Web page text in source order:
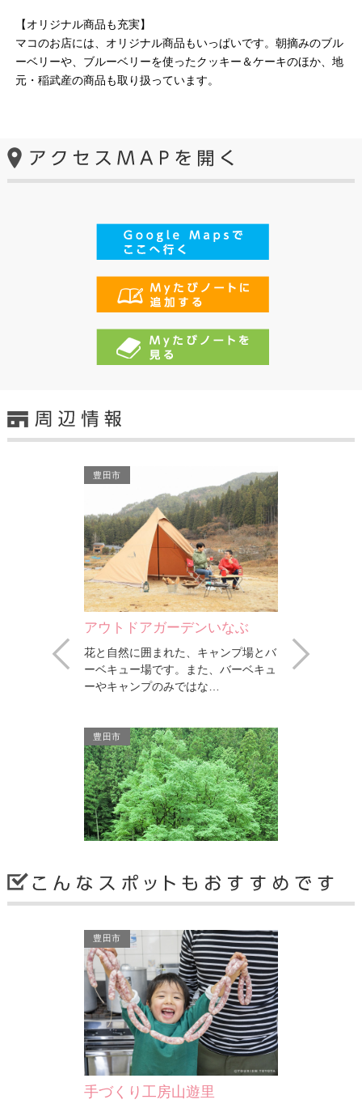
【オリジナル商品も充実】
マコのお店には、オリジナル商品もいっぱいです。朝摘みのブル
ーベリーや、ブルーベリーを使ったクッキー＆ケーキのほか、地
元・稲武産の商品も取り扱っています。
ンプ場とバ
バーベキュ
豊田市
八幡神社
口伝では創建年代は858～877年。息
長足姫命、天照大神、白山比売命、比
売大神誉田別天皇を祀って…
豊田市稲武
を目的とし
豊田市
アウトドアガーデンいなぶ
ーベキュー場です。また、バーベキュ
ーやキャンプのみではな…
八幡神社
豊田市
豊田市
手づくり工房山遊里